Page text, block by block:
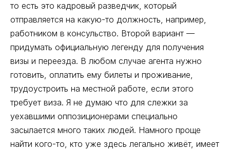
то есть это кадровый разведчик, который
отправляется на какую-то должность, например,
работником в консульство. Второй вариант —
придумать официальную легенду для получения
визы и переезда. В любом случае агента нужно
готовить, оплатить ему билеты и проживание,
трудоустроить на местной работе, если этого
требует виза. Я не думаю что для слежки за
уехавшими оппозиционерами специально
засылается много таких людей. Намного проще
найти кого-то, кто уже здесь легально живёт, имеет